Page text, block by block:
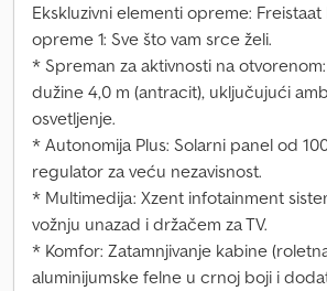
Ekskluzivni elementi opreme:
opreme 1: Sve što vam srce želi.
* Spreman za aktivnosti na
dužine 4,0 m (antracit), uključujući
osvetljenje.
* Autonomija Plus: Solarni panel od
regulator za veću nezavisnost.
* Multimedija: Xzent infotainment
vožnju unazad i držačem za TV.
* Komfor: Zatamnjivanje kabine
aluminijumske felne u crnoj boji i